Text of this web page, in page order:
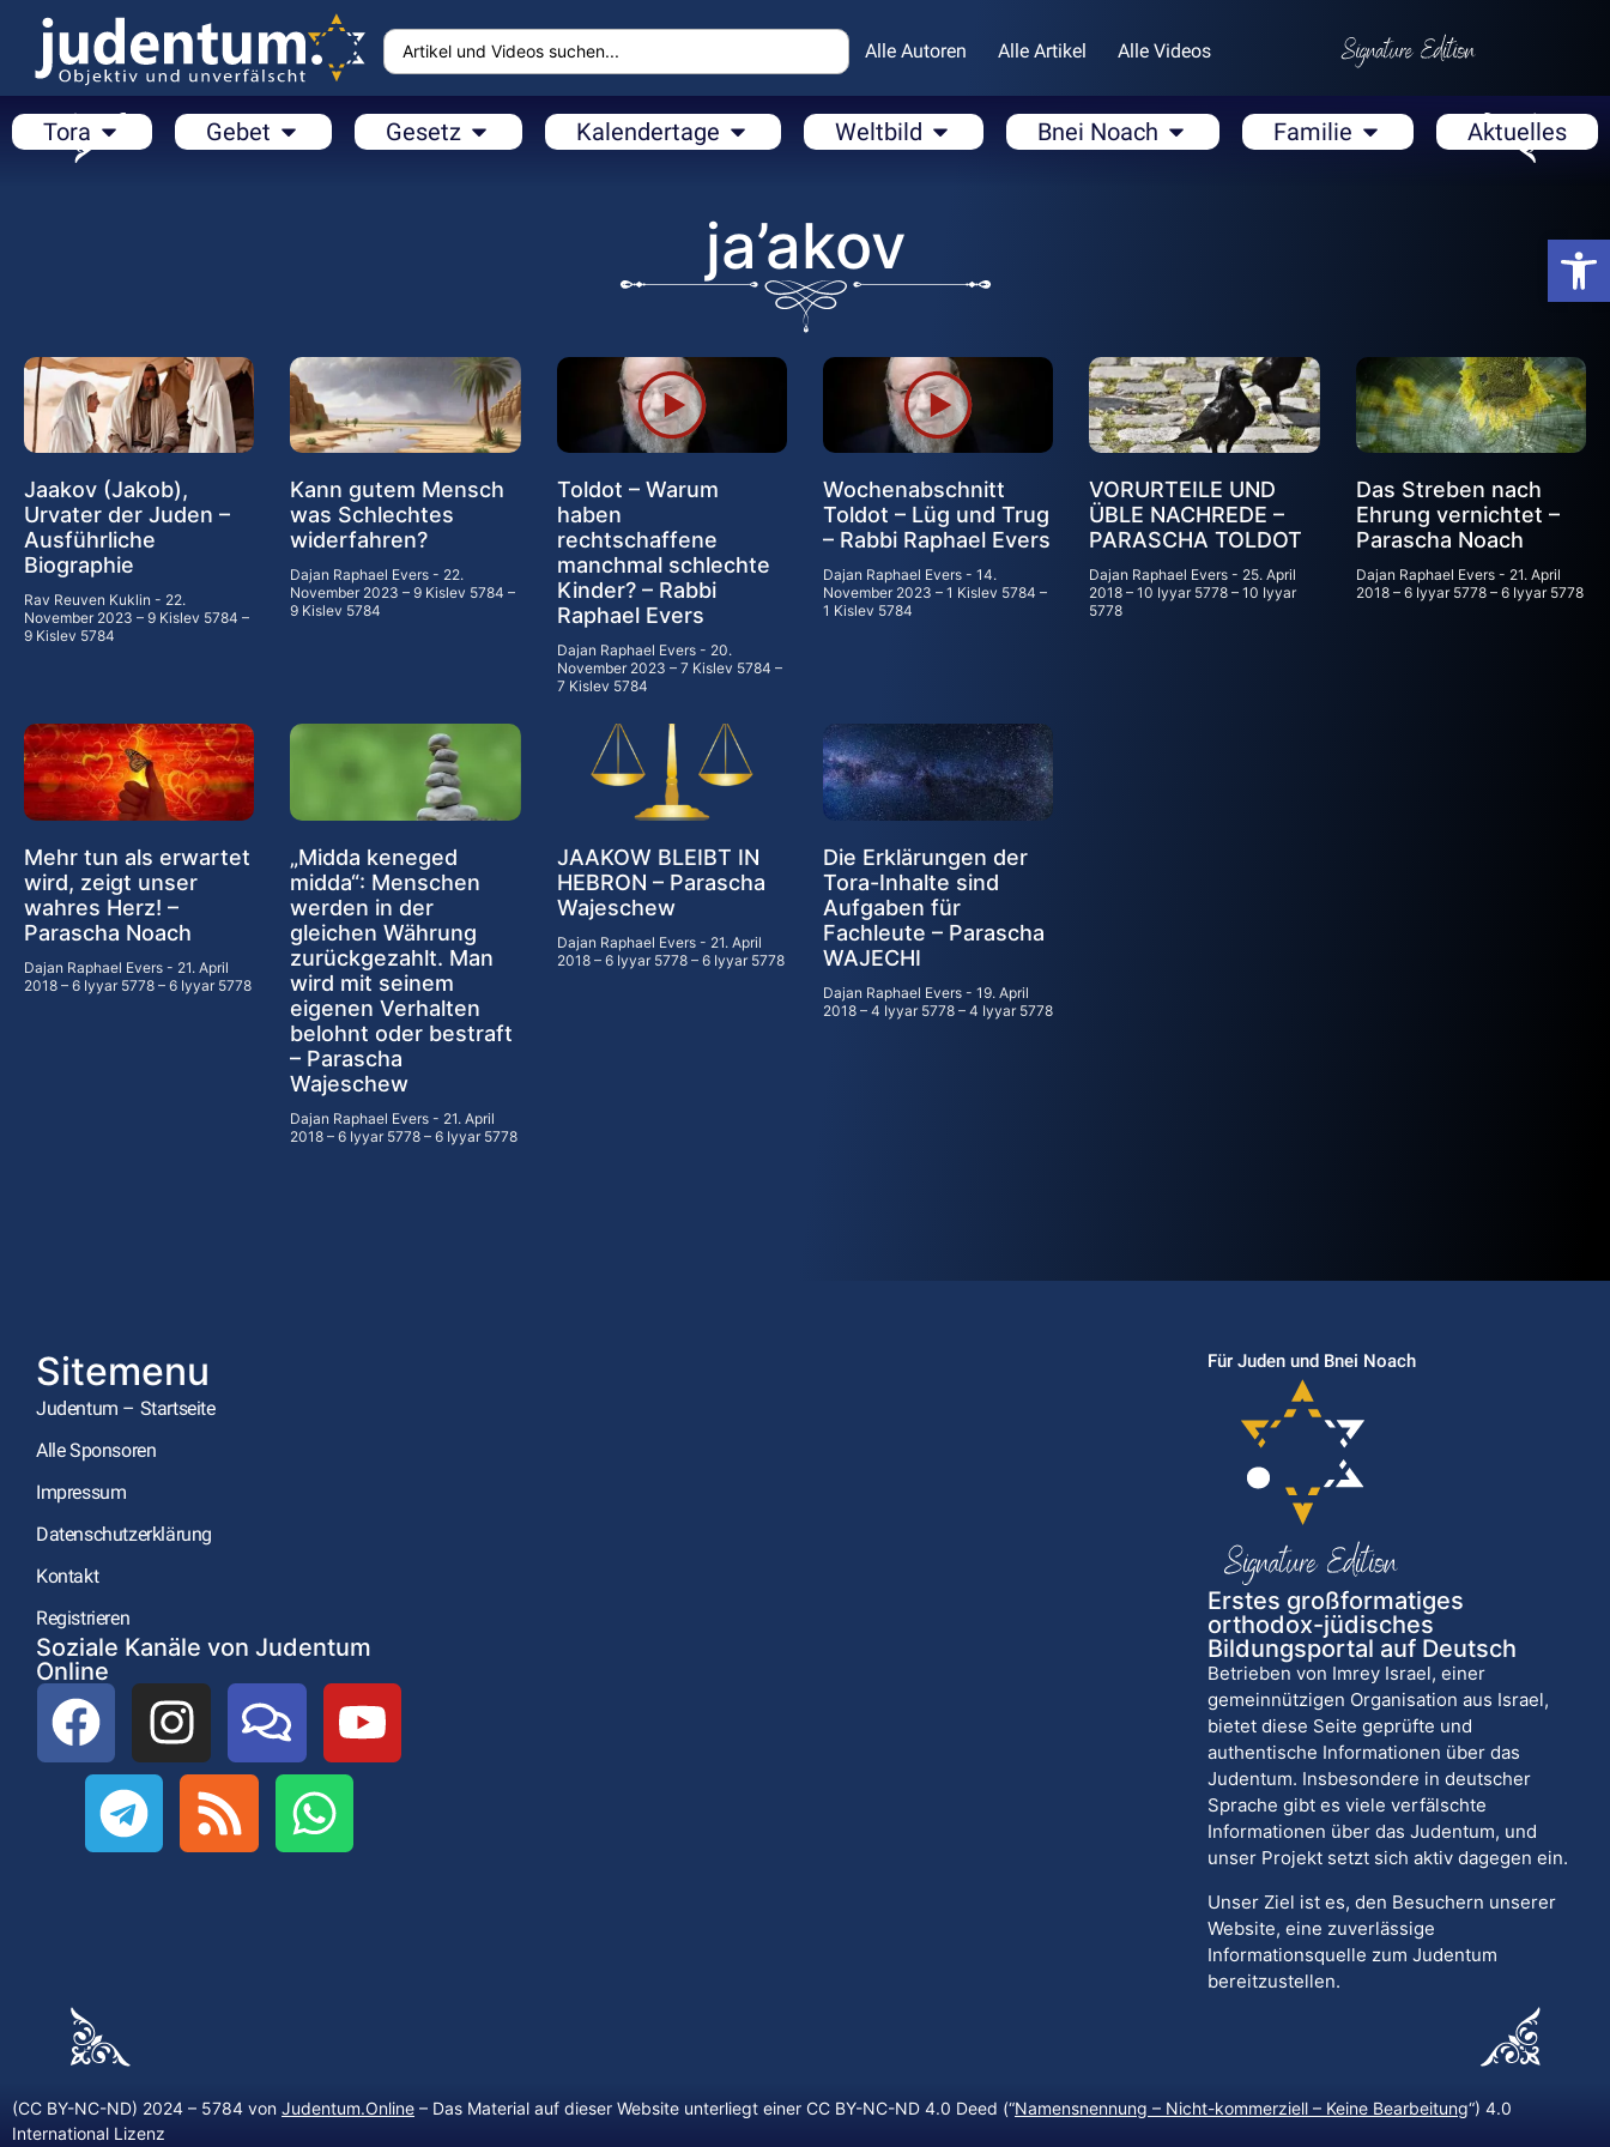
Alle Autoren Alle Artikel Alle Videos
Tora Gebet Gesetz Kalendertage Weltbild Bnei Noach Familie Aktuelles
ja’akov
Jaakov (Jakob),
Urvater der Juden –
Ausführliche
Biographie
Rav Reuven Kuklin
22.
November 2023 – 9 Kislev 5784 –
9 Kislev 5784
Kann gutem Mensch
was Schlechtes
widerfahren?
Dajan Raphael Evers
22.
November 2023 – 9 Kislev 5784 –
9 Kislev 5784
Toldot – Warum
haben
rechtschaffene
manchmal schlechte
Kinder? – Rabbi
Raphael Evers
Dajan Raphael Evers
20.
November 2023 – 7 Kislev 5784 –
7 Kislev 5784
Wochenabschnitt
Toldot – Lüg und Trug
– Rabbi Raphael Evers
Dajan Raphael Evers
14.
November 2023 – 1 Kislev 5784 –
1 Kislev 5784
VORURTEILE UND
ÜBLE NACHREDE –
PARASCHA TOLDOT
Dajan Raphael Evers
25. April
2018 – 10 Iyyar 5778 – 10 Iyyar
5778
Das Streben nach
Ehrung vernichtet –
Parascha Noach
Dajan Raphael Evers
21. April
2018 – 6 Iyyar 5778 – 6 Iyyar 5778
Mehr tun als erwartet
wird, zeigt unser
wahres Herz! –
Parascha Noach
Dajan Raphael Evers
21. April
2018 – 6 Iyyar 5778 – 6 Iyyar 5778
„Midda keneged
midda“: Menschen
werden in der
gleichen Währung
zurückgezahlt. Man
wird mit seinem
eigenen Verhalten
belohnt oder bestraft
– Parascha
Wajeschew
Dajan Raphael Evers
21. April
2018 – 6 Iyyar 5778 – 6 Iyyar 5778
JAAKOW BLEIBT IN
HEBRON – Parascha
Wajeschew
Dajan Raphael Evers
21. April
2018 – 6 Iyyar 5778 – 6 Iyyar 5778
Die Erklärungen der
Tora-Inhalte sind
Aufgaben für
Fachleute – Parascha
WAJECHI
Dajan Raphael Evers
19. April
2018 – 4 Iyyar 5778 – 4 Iyyar 5778
Sitemenu
Judentum – Startseite
Alle Sponsoren
Impressum
Datenschutzerklärung
Kontakt
Registrieren
Soziale Kanäle von Judentum
Online
Für Juden und Bnei Noach
Erstes großformatiges
orthodox-jüdisches
Bildungsportal auf Deutsch
Betrieben von Imrey Israel, einer
gemeinnützigen Organisation aus Israel,
bietet diese Seite geprüfte und
authentische Informationen über das
Judentum. Insbesondere in deutscher
Sprache gibt es viele verfälschte
Informationen über das Judentum, und
unser Projekt setzt sich aktiv dagegen ein.
Unser Ziel ist es, den Besuchern unserer
Website, eine zuverlässige
Informationsquelle zum Judentum
bereitzustellen.
(CC BY-NC-ND) 2024 – 5784 von Judentum.Online – Das Material auf dieser Website unterliegt einer CC BY-NC-ND 4.0 Deed (“Namensnennung – Nicht-kommerziell – Keine Bearbeitung“) 4.0
International Lizenz